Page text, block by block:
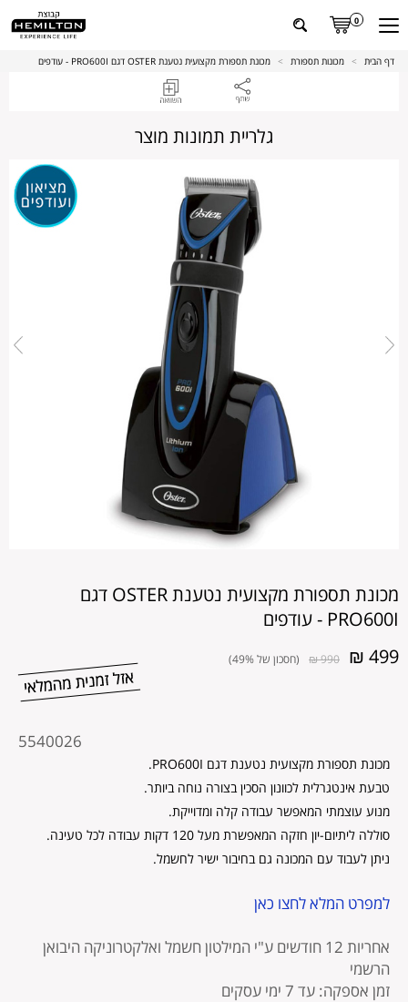
0
דף הבית > מכונות תספורת > מכונת תספורת מקצועית נטענת OSTER דגם PRO600I - עודפים
מכונת תספורת מקצועית נטענת OSTER דגם
PRO600I - עודפים
499 ₪
990 ₪ (חסכון של 49%)
5540026
מוצר
מכונת תספורת מקצועית נטענת דגם PRO600I.
טבעת אינטגרלית לכוונון הסכין בצורה נוחה ביותר.
מנוע עוצמתי המאפשר עבודה קלה ומדוייקת.
סוללה ליתיום-יון חזקה המאפשרת מעל 120 דקות עבודה לכל טעינה.
ניתן לעבוד עם המכונה גם בחיבור ישיר לחשמל.
למפרט המלא לחצו כאן
אחריות 12 חודשים
ע"י המילטון חשמל ואלקטרוניקה היבואן
הרשמי
זמן אספקה: עד 7 ימי עסקים
גלריית תמונות מוצר